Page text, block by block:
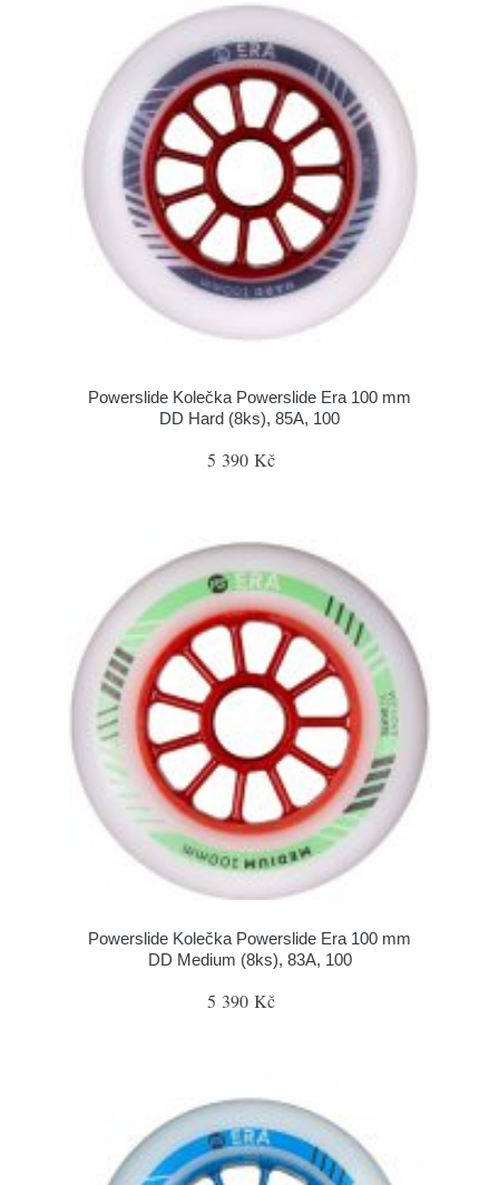
Powerslide Kolečka Powerslide Era 100 mm
DD Hard (8ks), 85A, 100
5 390 Kč
Powerslide Kolečka Powerslide Era 100 mm
DD Medium (8ks), 83A, 100
5 390 Kč